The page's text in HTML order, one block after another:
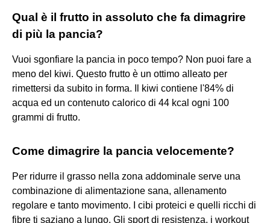
Qual è il frutto in assoluto che fa dimagrire
di più la pancia?
Vuoi sgonfiare la pancia in poco tempo? Non puoi fare a
meno del kiwi. Questo frutto è un ottimo alleato per
rimettersi da subito in forma. Il kiwi contiene l'84% di
acqua ed un contenuto calorico di 44 kcal ogni 100
grammi di frutto.
Come dimagrire la pancia velocemente?
Per ridurre il grasso nella zona addominale serve una
combinazione di alimentazione sana, allenamento
regolare e tanto movimento. I cibi proteici e quelli ricchi di
fibre ti saziano a lungo. Gli sport di resistenza, i workout